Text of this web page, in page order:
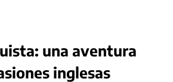
una aventura
inglesas